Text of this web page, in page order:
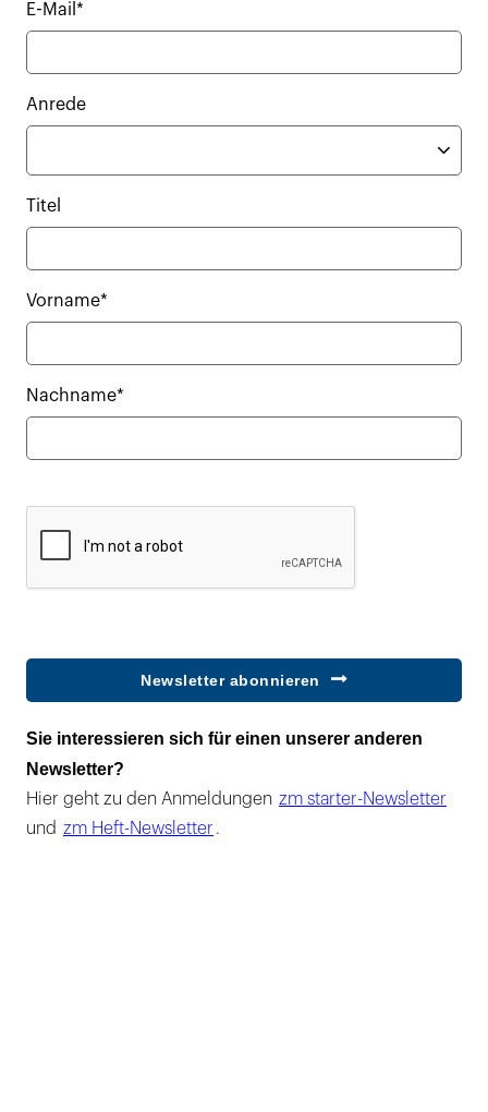
E-Mail*
Anrede
Titel
Vorname*
Nachname*
Newsletter abonnieren
Sie interessieren sich für einen unserer anderen
Newsletter?
Hier geht zu den Anmeldungen zm starter-Newsletter
und zm Heft-Newsletter .